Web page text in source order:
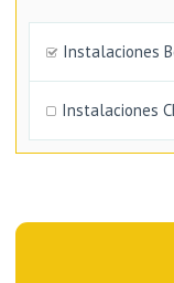
Instalaciones
Instalaciones